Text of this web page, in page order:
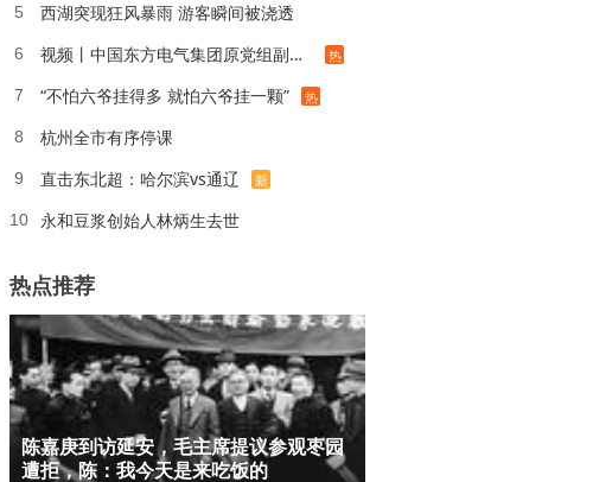
1
2
5 西湖突现狂风暴雨 游客瞬间被浇透
6 视频丨中国东方电气集团原党组副书记、董事宋致远被查 热
7 “不怕六爷挂得多 就怕六爷挂一颗” 热
8 杭州全市有序停课
9 直击东北超：哈尔滨vs通辽 新
10 永和豆浆创始人林炳生去世
热点推荐
陈嘉庚到访延安，毛主席提议参观枣园
遭拒，陈：我今天是来吃饭的